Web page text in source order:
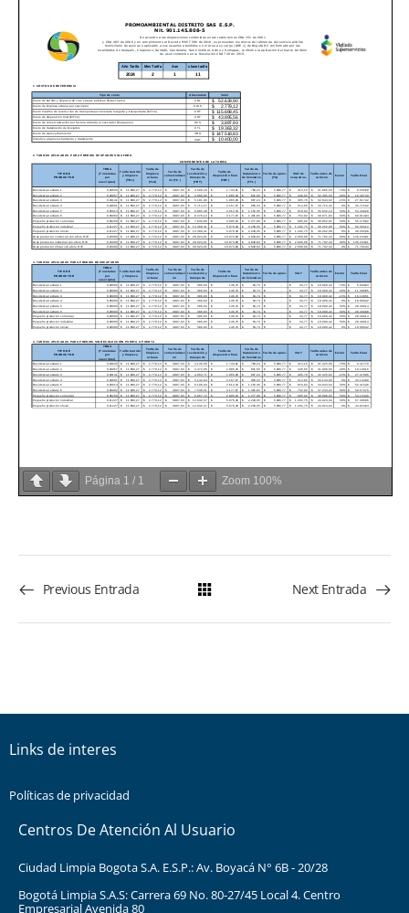
Página 1 / 1 Zoom 100%
Previous Entrada Next Entrada
Links de interes
Políticas de privacidad
Centros De Atención Al Usuario
Ciudad Limpia Bogota S.A. E.S.P.: Av. Boyacá N° 6B - 20/28
Bogotá Limpia S.A.S: Carrera 69 No. 80-27/45 Local 4. Centro
Empresarial Avenida 80